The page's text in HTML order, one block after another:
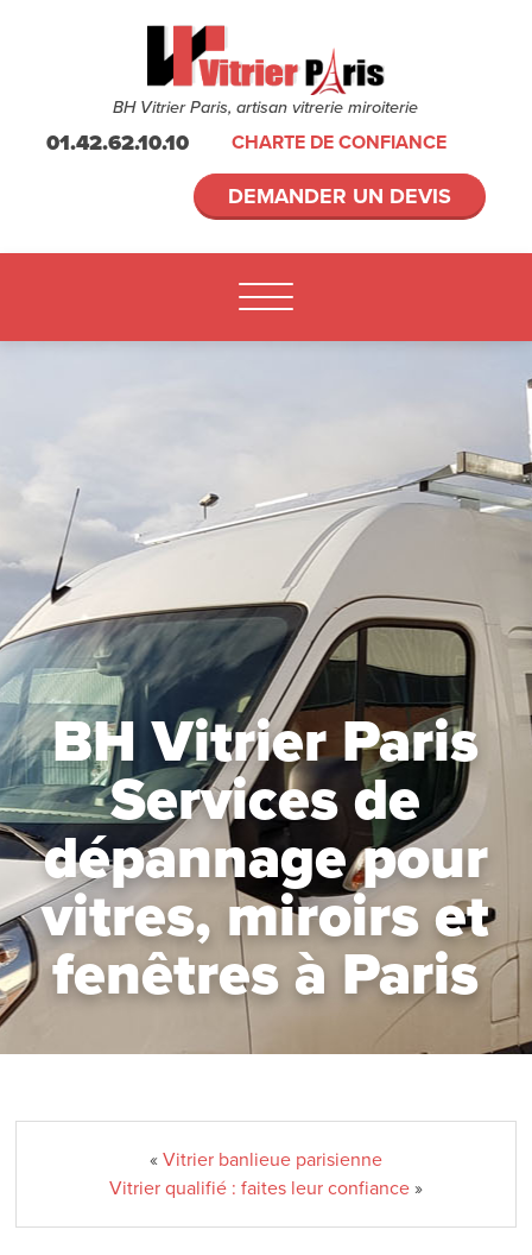
BH Vitrier Paris, artisan vitrerie miroiterie
01.42.62.10.10 CHARTE DE CONFIANCE
DEMANDER UN DEVIS
BH Vitrier Paris
Services de
dépannage pour
vitres, miroirs et
fenêtres à Paris
« Vitrier banlieue parisienne
Vitrier qualifié : faites leur confiance»